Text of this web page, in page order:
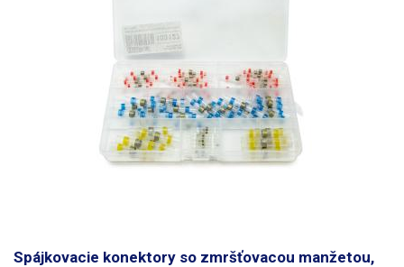
Spájkovacie konektory so zmršťovacou manžetou,